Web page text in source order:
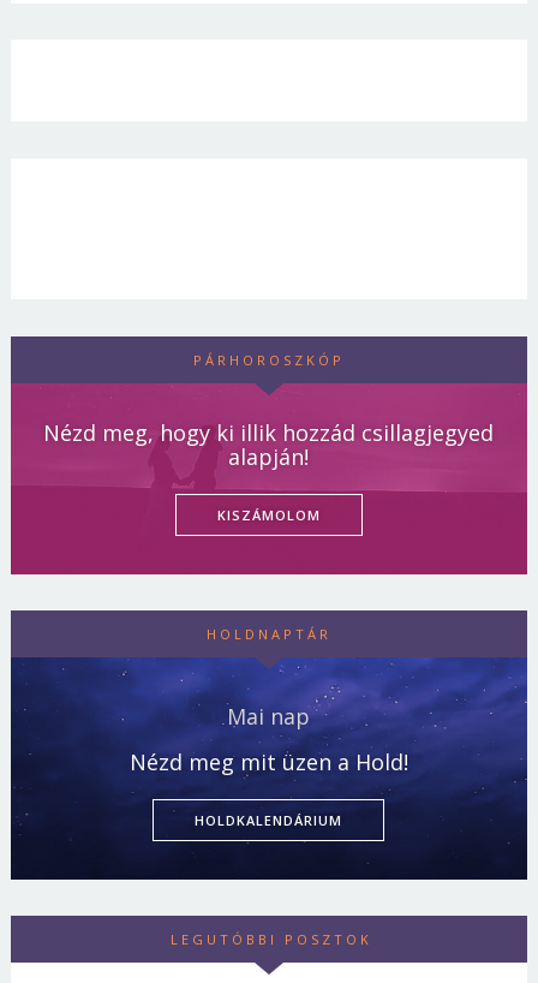
PÁRHOROSZKÓP
Nézd meg, hogy ki illik hozzád csillagjegyed
alapján!
KISZÁMOLOM
HOLDNAPTÁR
Mai nap
Nézd meg mit üzen a Hold!
HOLDKALENDÁRIUM
LEGUTÓBBI POSZTOK